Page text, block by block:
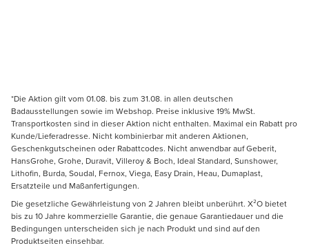
*Die Aktion gilt vom 01.08. bis zum 31.08. in allen deutschen
Badausstellungen sowie im Webshop. Preise inklusive 19% MwSt.
Transportkosten sind in dieser Aktion nicht enthalten. Maximal ein Rabatt pro
Kunde/Lieferadresse. Nicht kombinierbar mit anderen Aktionen,
Geschenkgutscheinen oder Rabattcodes. Nicht anwendbar auf Geberit,
HansGrohe, Grohe, Duravit, Villeroy & Boch, Ideal Standard, Sunshower,
Lithofin, Burda, Soudal, Fernox, Viega, Easy Drain, Heau, Dumaplast,
Ersatzteile und Maßanfertigungen.
Die gesetzliche Gewährleistung von 2 Jahren bleibt unberührt. X²O bietet
bis zu 10 Jahre kommerzielle Garantie, die genaue Garantiedauer und die
Bedingungen unterscheiden sich je nach Produkt und sind auf den
Produktseiten einsehbar.